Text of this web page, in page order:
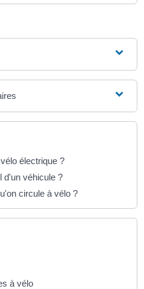
électrique ?
d'un véhicule ?
circule à vélo ?
à vélo